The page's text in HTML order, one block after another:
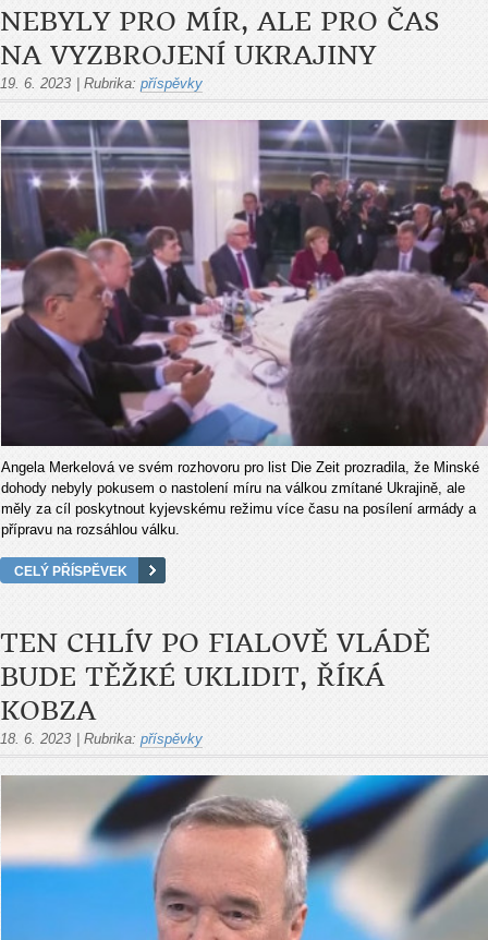
NEBYLY PRO MÍR, ALE PRO ČAS
NA VYZBROJENÍ UKRAJINY
19. 6. 2023 Rubrika: příspěvky
Angela Merkelová ve svém rozhovoru pro list Die Zeit prozradila, že Minské
dohody nebyly pokusem o nastolení míru na válkou zmítané Ukrajině, ale
měly za cíl poskytnout kyjevskému režimu více času na posílení armády a
přípravu na rozsáhlou válku.
CELÝ PŘÍSPĚVEK
TEN CHLÍV PO FIALOVĚ VLÁDĚ
BUDE TĚŽKÉ UKLIDIT, ŘÍKÁ
KOBZA
18. 6. 2023 Rubrika: příspěvky